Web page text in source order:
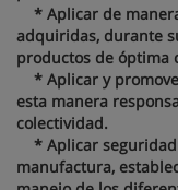
* Aplicar de
adquiridas, durante
productos de óptima
* Aplicar y
esta manera
colectividad.
* Aplicar seguridad
manufactura,